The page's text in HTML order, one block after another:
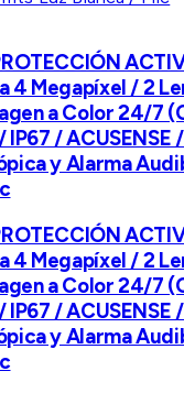
4 Megapíxel / 2
a Color 24/7
IP67 / ACUSENSE
y Alarma
4 Megapíxel / 2
a Color 24/7
IP67 / ACUSENSE
y Alarma